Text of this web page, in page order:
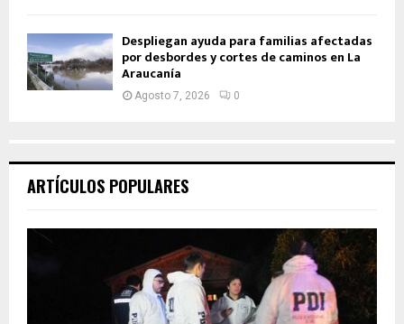
Despliegan ayuda para familias afectadas
por desbordes y cortes de caminos en La
Araucanía
Agosto 7, 2026 0
ARTÍCULOS POPULARES